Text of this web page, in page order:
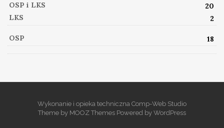
OSP i LKS
20
LKS
2
OSP 18
Wykonanie i opieka techniczna Comp-Web Studio
Theme by MOOZ Themes Powered by WordPress